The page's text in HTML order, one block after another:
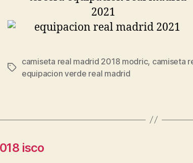
Etiquetas
camiseta real madrid 2018 modric, camiseta
equipacion verde real madrid
isco